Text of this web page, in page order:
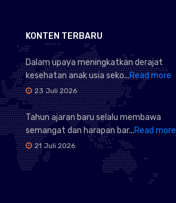
KONTEN TERBARU
Dalam upaya meningkatkan derajat
kesehatan anak usia seko...Read more
23 Juli 2026
Tahun ajaran baru selalu membawa
semangat dan harapan bar...Read more
21 Juli 2026